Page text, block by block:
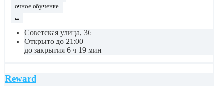
очное обучение
...
Советская улица, 36
Открыто до 21:00
до закрытия 6 ч 19 мин
Reward